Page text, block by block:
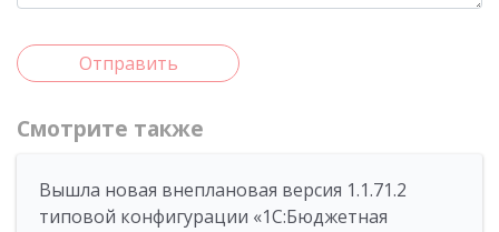
Отправить
Смотрите также
Вышла новая внеплановая версия 1.1.71.2
типовой конфигурации «1C:Бюджетная